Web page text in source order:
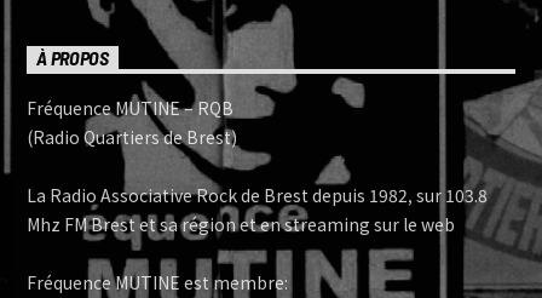
À PROPOS
Fréquence MUTINE – RQB
(Radio Quartiers de Brest)
La Radio Associative Rock de Brest depuis 1982, sur 103.8
Mhz FM Brest et sa région et en streaming sur le web
Fréquence MUTINE est membre: